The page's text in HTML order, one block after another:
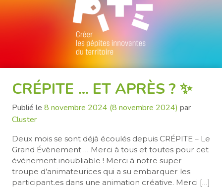
CRÉPITE … ET APRÈS ? ✨
Publié le 8 novembre 2024 (8 novembre 2024) par
Cluster
Deux mois se sont déjà écoulés depuis CRÉPITE – Le
Grand Évènement … Merci à tous et toutes pour cet
évènement inoubliable ! Merci à notre super
troupe d’animateurices qui a su embarquer les
participant.es dans une animation créative. Merci […]